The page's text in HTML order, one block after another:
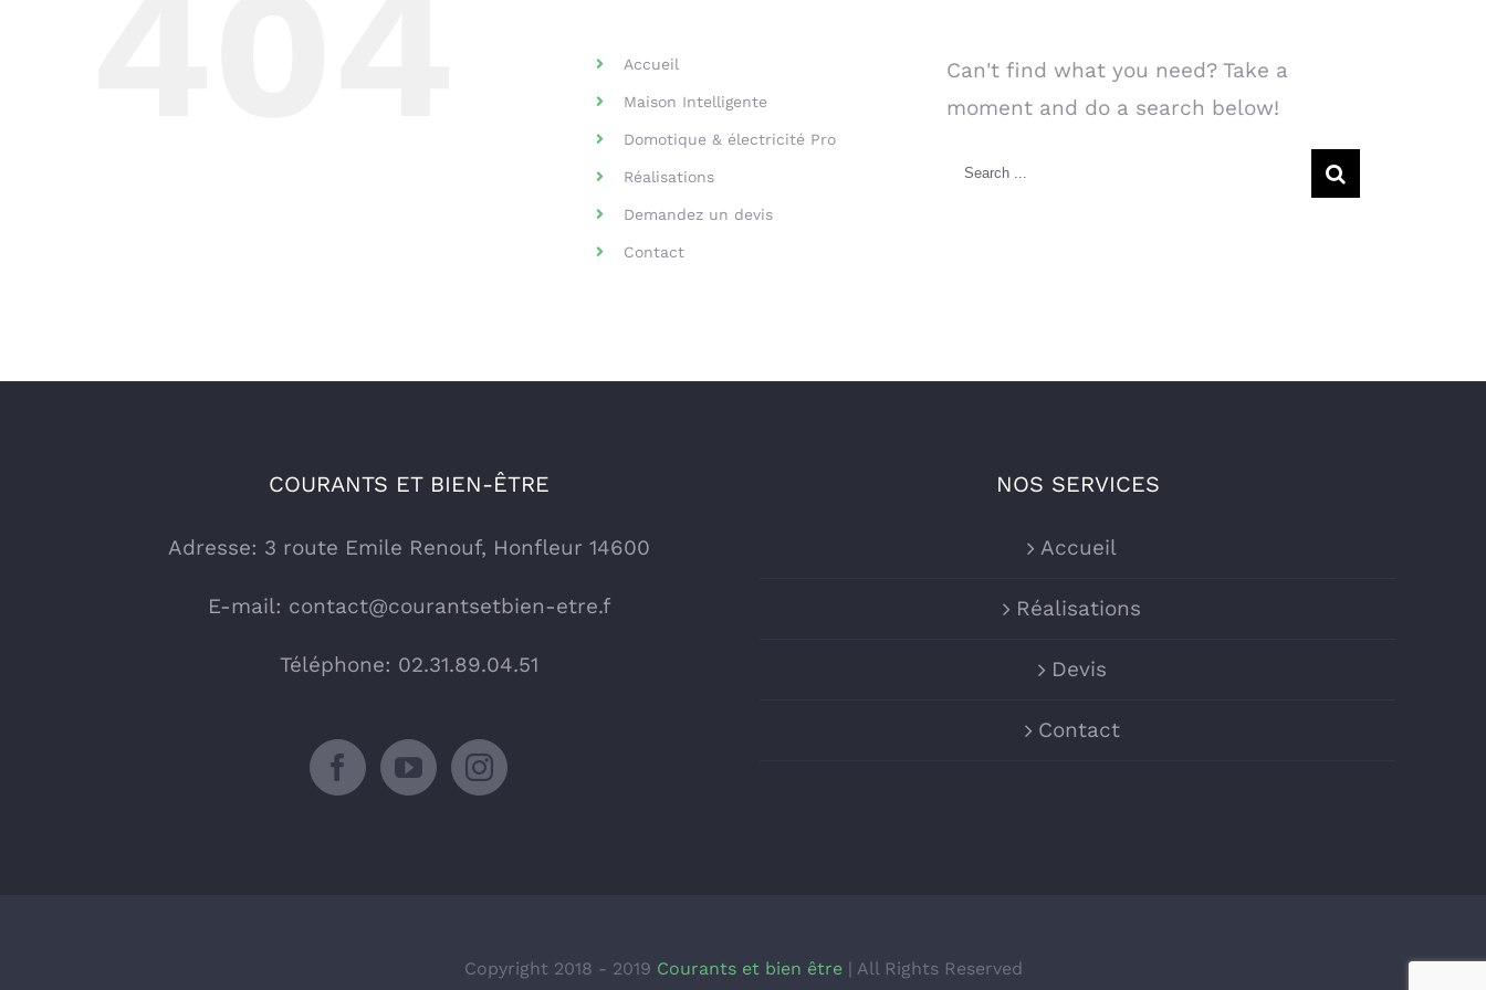
Accueil
Maison Intelligente
Domotique & électricité Pro
Réalisations
Demandez un devis
Contact
Can't find what you need? Take a
moment and do a search below!
Search
COURANTS ET BIEN-ÊTRE
Adresse: 3 route Emile Renouf, Honfleur 14600
E-mail: contact@courantsetbien-etre.f
Téléphone: 02.31.89.04.51
NOS SERVICES
Accueil
Réalisations
Devis
Contact
Copyright 2018 - 2019 Courants et bien être | All Rights Reserved